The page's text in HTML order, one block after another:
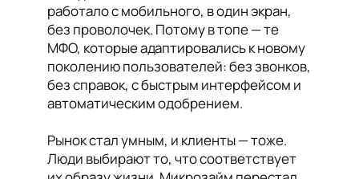
работало с мобильного, в один экран,
без проволочек. Потому в топе — те
МФО, которые адаптировались к новому
поколению пользователей: без звонков,
без справок, с быстрым интерфейсом и
автоматическим одобрением.
Рынок стал умным, и клиенты — тоже.
Люди выбирают то, что соответствует